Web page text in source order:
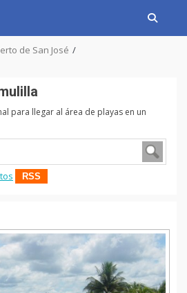
de San José
para llegar al área de playas en un
RSS